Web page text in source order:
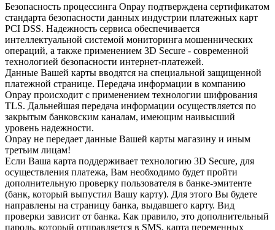
Безопасность процессинга Onpay подтверждена сертификатом
стандарта безопасности данных индустрии платежных карт
PCI DSS. Надежность сервиса обеспечивается
интеллектуальной системой мониторинга мошеннических
операций, а также применением 3D Secure - современной
технологией безопасности интернет-платежей.
Данные Вашей карты вводятся на специальной защищенной
платежной странице. Передача информации в компанию
Onpay происходит с применением технологии шифрования
TLS. Дальнейшая передача информации осуществляется по
закрытым банковским каналам, имеющим наивысший
уровень надежности.
Onpay не передает данные Вашей карты магазину и иным
третьим лицам!
Если Ваша карта поддерживает технологию 3D Secure, для
осуществления платежа, Вам необходимо будет пройти
дополнительную проверку пользователя в банке-эмитенте
(банк, который выпустил Вашу карту). Для этого Вы будете
направлены на страницу банка, выдавшего карту. Вид
проверки зависит от банка. Как правило, это дополнительный
пароль, который отправляется в SMS, карта переменных